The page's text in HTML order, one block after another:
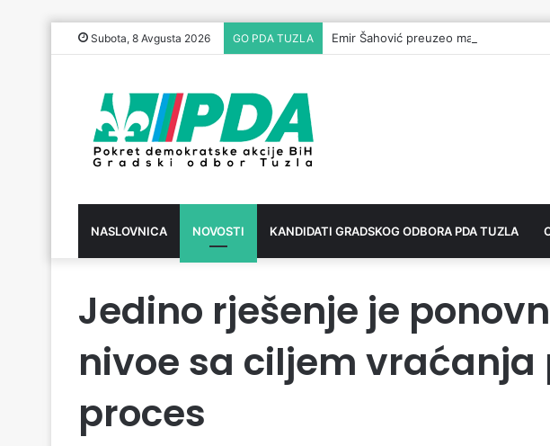
Subota, 8 Avgusta 2026 GO PDA TUZLA Emir Šahović preuzeo mandat vijećnika
NASLOVNICA NOVOSTI KANDIDATI GRADSKOG ODBORA PDA TUZLA
Jedino rješenje je
nivoe sa ciljem
proces